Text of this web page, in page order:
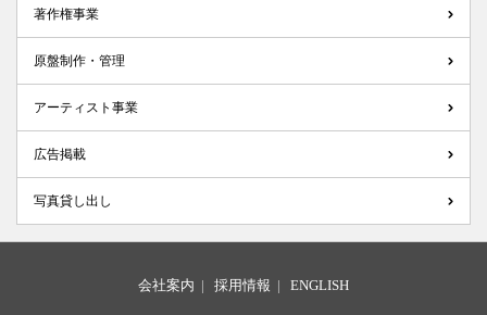
著作権事業
原盤制作・管理
アーティスト事業
広告掲載
写真貸し出し
会社案内 | 採用情報 | ENGLISH